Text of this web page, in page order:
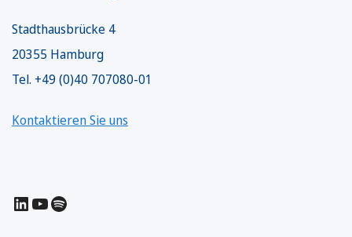
Stadthausbrücke 4
20355 Hamburg
Tel. +49 (0)40 707080-01
Kontaktieren Sie uns
LinkedIn
YouTube
Spotify